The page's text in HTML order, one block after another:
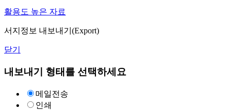
활용도 높은 자료
서지정보 내보내기(Export)
닫기
내보내기 형태를 선택하세요
메일전송
인쇄